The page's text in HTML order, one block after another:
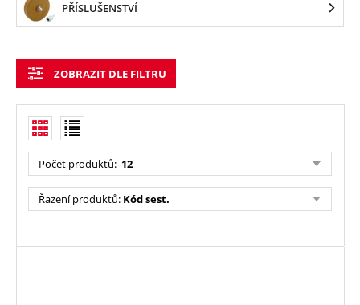
PŘÍSLUŠENSTVÍ
ZOBRAZIT DLE FILTRU
Počet produktů: 12
Řazení produktů: Kód sest.